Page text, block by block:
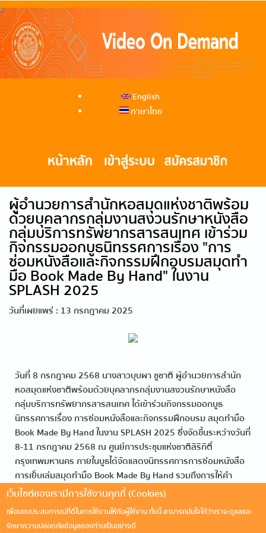
English
ภาษาไทย
ผู้อำนวยการสำนักหอสมุดแห่งชาติพร้อม
ด้วยบุคลากรกลุ่มงานสงวนรักษาหนังสือ
กลุ่มบริการทรัพยากรสารสนเทศ เข้าร่วม
กิจกรรมออกบูธนิทรรศการเรื่อง "การ
ซ่อมหนังสือและกิจกรรมฝึกอบรมสมุดทำ
มือ Book Made By Hand" ในงาน
SPLASH 2025
วันที่เผยแพร่ : 13 กรกฎาคม 2025
วันที่ 8 กรกฎาคม 2568 นางสาวบุบผา ชูชาติ ผู้อำนวยการสำนัก
หอสมุดแห่งชาติพร้อมด้วยบุคลากรกลุ่มงานสงวนรักษาหนังสือ
กลุ่มบริการทรัพยากรสารสนเทศ ได้เข้าร่วมกิจกรรมออกบูธ
นิทรรศการเรื่อง การซ่อมหนังสือและกิจกรรมฝึกอบรม สมุดทำมือ
Book Made By Hand ในงาน SPLASH 2025 ซึ่งจัดขึ้นระหว่างวันที่
8-11 กรกฎาคม 2568 ณ ศูนย์การประชุมแห่งชาติสิริกิติ์
กรุงเทพมหานคร ภายในบูธได้จัดแสดงนิทรรศการการซ่อมหนังสือ
การเย็บเล่มสมุดทำมือ Book Made By Hand รวมถึงการให้คำ
แนะนำในการดูแลรักษาหนังสือ ซึ่งได้รับความสนใจจากประชาชนและ
ผู้เข้าร่วมงานเป็นจำนวนมาก
เว็บไซต์ของเรามีการใช้งานคุกกี้ (Cookies)
เพื่อมอบประสบการณ์ที่ดีในการใช้งานให้กับผู้ใช้งาน ทั้งนี้ สามารถมั่นใจได้ว่าเราจะดูแลและ
รักษาความปลอดภัยข้อมูลของท่านเป็นอย่างดี